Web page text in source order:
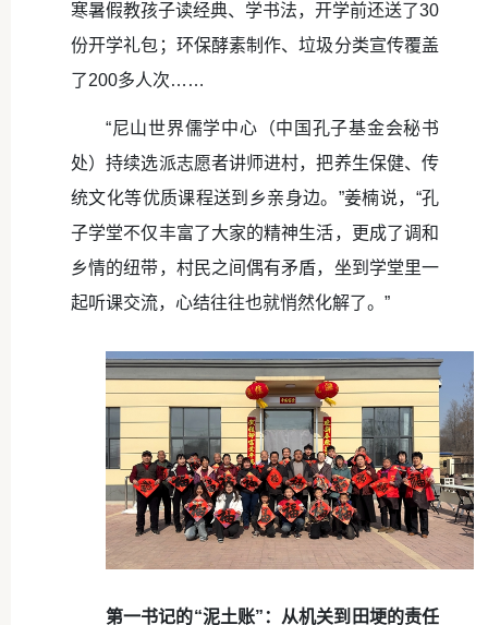
寒暑假教孩子读经典、学书法，开学前还送了30
份开学礼包；环保酵素制作、垃圾分类宣传覆盖
了200多人次……
“尼山世界儒学中心（中国孔子基金会秘书
处）持续选派志愿者讲师进村，把养生保健、传
统文化等优质课程送到乡亲身边。”姜楠说，“孔
子学堂不仅丰富了大家的精神生活，更成了调和
乡情的纽带，村民之间偶有矛盾，坐到学堂里一
起听课交流，心结往往也就悄然化解了。”
第一书记的“泥土账”：从机关到田埂的责任